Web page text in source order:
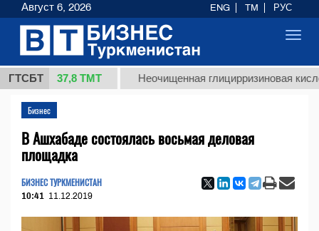
ГТСБТ
37,8 ТМТ Неочищенная глицирризиновая кислота
Бизнес
В Ашхабаде состоялась восьмая деловая
площадка
БИЗНЕС ТУРКМЕНИСТАН
10:41 11.12.2019
Август 6, 2026 ENG TM РУС